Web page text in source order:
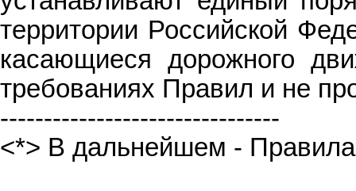
территории Российской
касающиеся дорожного
требованиях Правил и не
--------------------------------
<*> В дальнейшем -